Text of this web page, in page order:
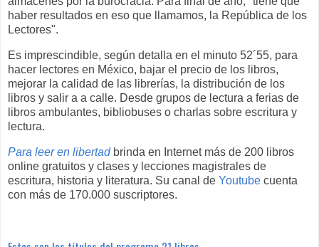
haber resultados en eso que llamamos, la República de los
Lectores".
Es imprescindible, según detalla en el minuto 52´55, para
hacer lectores en México, bajar el precio de los libros,
mejorar la calidad de las librerías, la distribución de los
libros y salir a a calle. Desde grupos de lectura a ferias de
libros ambulantes, bibliobuses o charlas sobre escritura y
lectura.
Para leer en libertad brinda en Internet más de 200 libros
online gratuitos y clases y lecciones magistrales de
escritura, historia y literatura. Su canal de Youtube cuenta
con más de 170.000 suscriptores.